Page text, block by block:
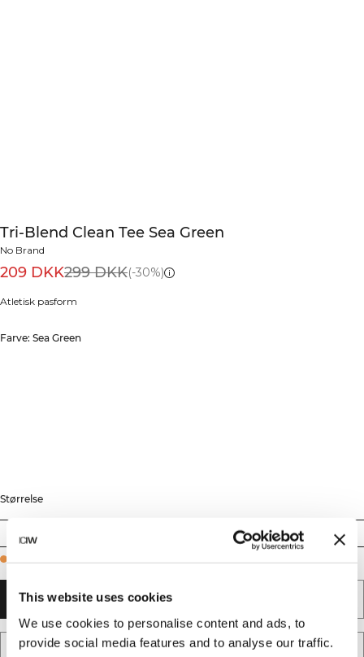
This website uses cookies
We use cookies to personalise content and ads, to
provide social media features and to analyse our traffic.
Tri-Blend Clean Tee Sea Green
No Brand
209 DKK299 DKK(-30%)
Atletisk pasform
Farve: Sea Green
Størrelse
XL XXL
TILFØJ TIL KURV
TILFØJ TIL ØNSKESKYEN